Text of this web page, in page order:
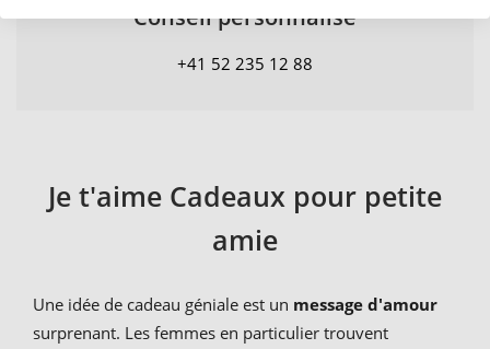
Conseil personnalisé
+41 52 235 12 88
Je t'aime Cadeaux pour petite
amie
Une idée de cadeau géniale est un message d'amour
surprenant. Les femmes en particulier trouvent